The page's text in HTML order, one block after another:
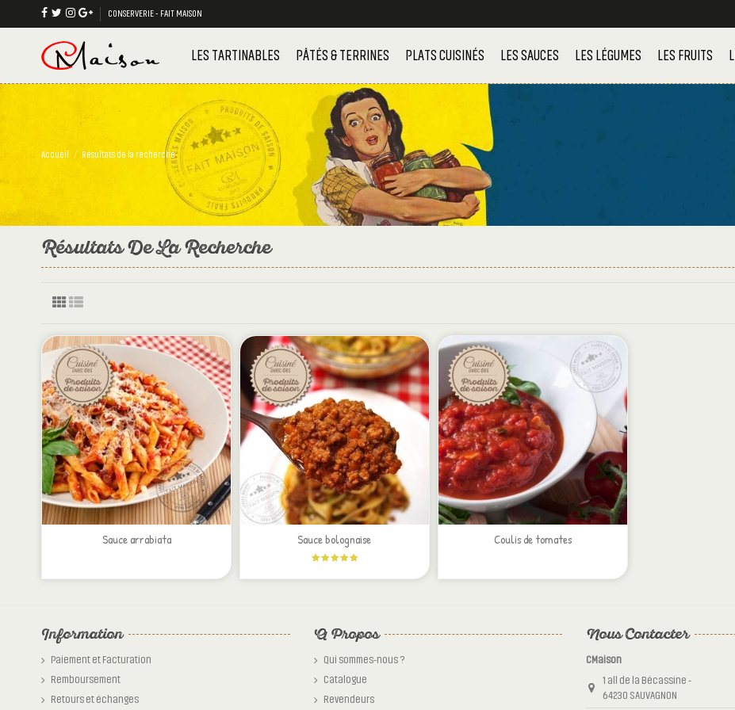
CONSERVERIE - FAIT MAISON
LES TARTINABLES PÂTÉS & TERRINES PLATS CUISINÉS LES SAUCES LES LÉGUMES LES FRUITS
Accueil Résultats de la recherche
Résultats De La Recherche
Sauce arrabiata Sauce bolognaise Coulis de tomates
Information
Paiement et Facturation
Remboursement
Retours et échanges
A Propos
Qui sommes-nous ?
Catalogue
Revendeurs
Nous Contacter
CMaison
1 all de la Bécassine -
64230 SAUVAGNON